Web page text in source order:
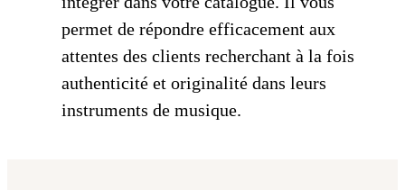
permet de répondre efficacement aux
attentes des clients recherchant à la fois
authenticité et originalité dans leurs
instruments de musique.